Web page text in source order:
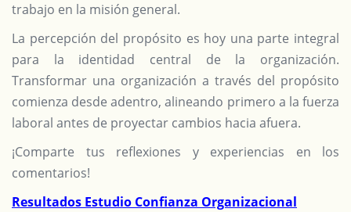
trabajo en la misión general.
La percepción del propósito es hoy una parte integral
para la identidad central de la organización.
Transformar una organización a través del propósito
comienza desde adentro, alineando primero a la fuerza
laboral antes de proyectar cambios hacia afuera.
¡Comparte tus reflexiones y experiencias en los
comentarios!
Resultados Estudio Confianza Organizacional